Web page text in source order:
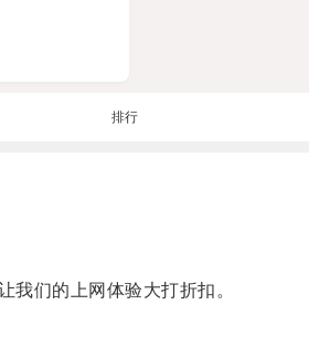
排行
们的上网体验大打折扣。